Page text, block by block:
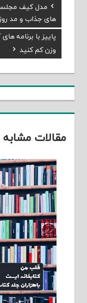
راهبری
نوشته
Previous
Post:
مدل کیف
های جذاب و مد روز
Next
Post:
پاییز با برنامه
وزن کم کنید
مقالات مشابه